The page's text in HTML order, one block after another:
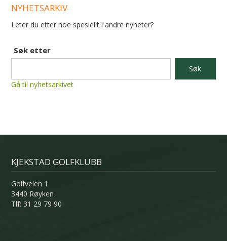
NYHETSARKIV
Leter du etter noe spesiellt i andre nyheter?
Søk etter
Gå til nyhetsarkivet
KJEKSTAD GOLFKLUBB
Golfveien 1
3440 Røyken
Tlf: 31 29 79 90